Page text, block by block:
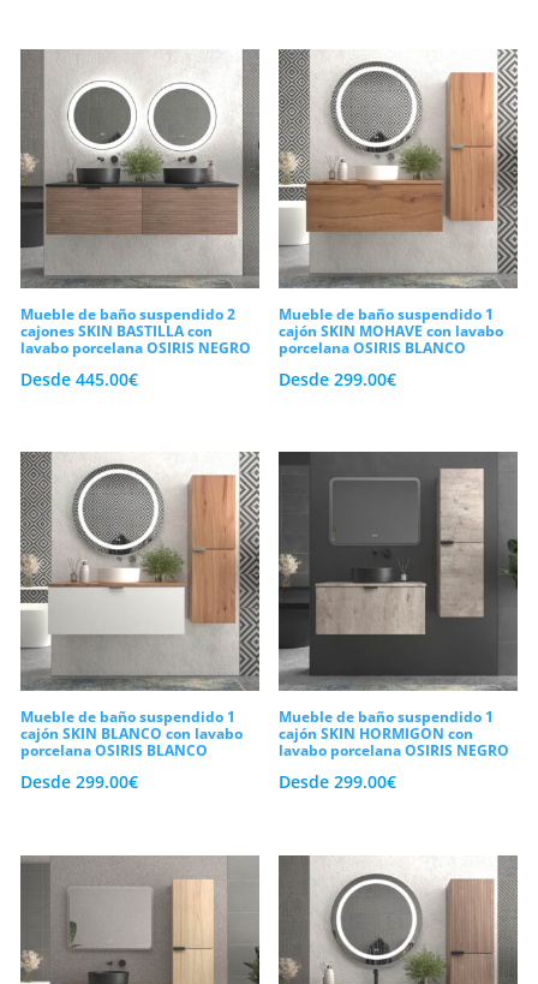
del sector. En conclusión, te invitamos a
diseñar el proyecto de tus sueños con
nuestros muebles de baño a medida
Explora nuestra capacidad de
personalización y estrena un baño hecho
exclusivamente para ti al mejor precio.
Mueble de baño suspendido 2
cajones SKIN BASTILLA con
lavabo porcelana OSIRIS NEGRO
Desde 445.00€
Mueble de baño suspendido 1
cajón SKIN MOHAVE con lavabo
porcelana OSIRIS BLANCO
Desde299.00€
Mueble de baño suspendido 1
cajón SKIN BLANCO con lavabo
porcelana OSIRIS BLANCO
Desde 299.00€
Mueble de baño suspendido 1
cajón SKIN HORMIGON con
lavabo porcelana OSIRIS NEGRO
Desde299.00€